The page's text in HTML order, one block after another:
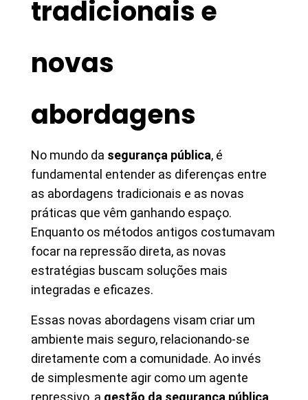
tradicionais e
novas
abordagens
No mundo da segurança pública, é
fundamental entender as diferenças entre
as abordagens tradicionais e as novas
práticas que vêm ganhando espaço.
Enquanto os métodos antigos costumavam
focar na repressão direta, as novas
estratégias buscam soluções mais
integradas e eficazes.
Essas novas abordagens visam criar um
ambiente mais seguro, relacionando-se
diretamente com a comunidade. Ao invés
de simplesmente agir como um agente
repressivo, a gestão da segurança pública